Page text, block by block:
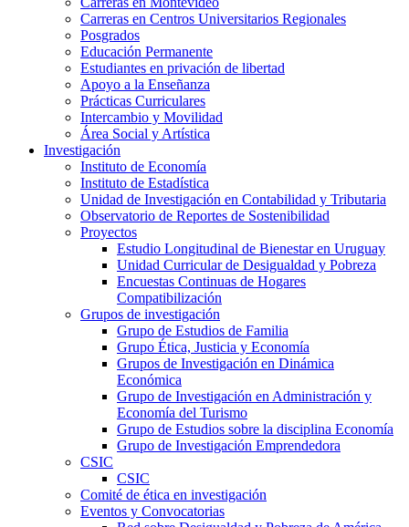
Carreras en Centros Universitarios Regionales
Posgrados
Educación Permanente
Estudiantes en privación de libertad
Apoyo a la Enseñanza
Prácticas Curriculares
Intercambio y Movilidad
Área Social y Artística
Investigación
Instituto de Economía
Instituto de Estadística
Unidad de Investigación en Contabilidad y Tributaria
Observatorio de Reportes de Sostenibilidad
Proyectos
Estudio Longitudinal de Bienestar en Uruguay
Unidad Curricular de Desigualdad y Pobreza
Encuestas Continuas de Hogares
Compatibilización
Grupos de investigación
Grupo de Estudios de Familia
Grupo Ética, Justicia y Economía
Grupos de Investigación en Dinámica
Económica
Grupo de Investigación en Administración y
Economía del Turismo
Grupo de Estudios sobre la disciplina Economía
Grupo de Investigación Emprendedora
CSIC
CSIC
Comité de ética en investigación
Eventos y Convocatorias